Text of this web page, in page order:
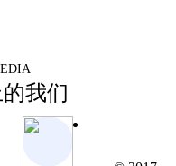
我们